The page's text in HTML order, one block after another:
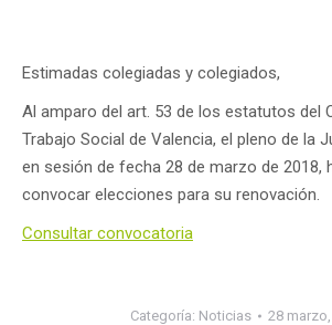
Estimadas colegiadas y colegiados,
Al amparo del art. 53 de los estatutos del
Trabajo Social de Valencia, el pleno de la
en sesión de fecha 28 de marzo de 2018,
convocar elecciones para su renovación.
Consultar convocatoria
Categoría: Noticias 28